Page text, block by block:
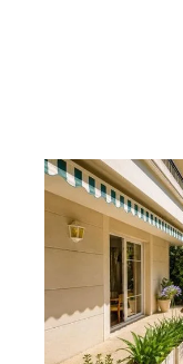
RUEIL
85,89 m2, 4
Ref : 2271
689